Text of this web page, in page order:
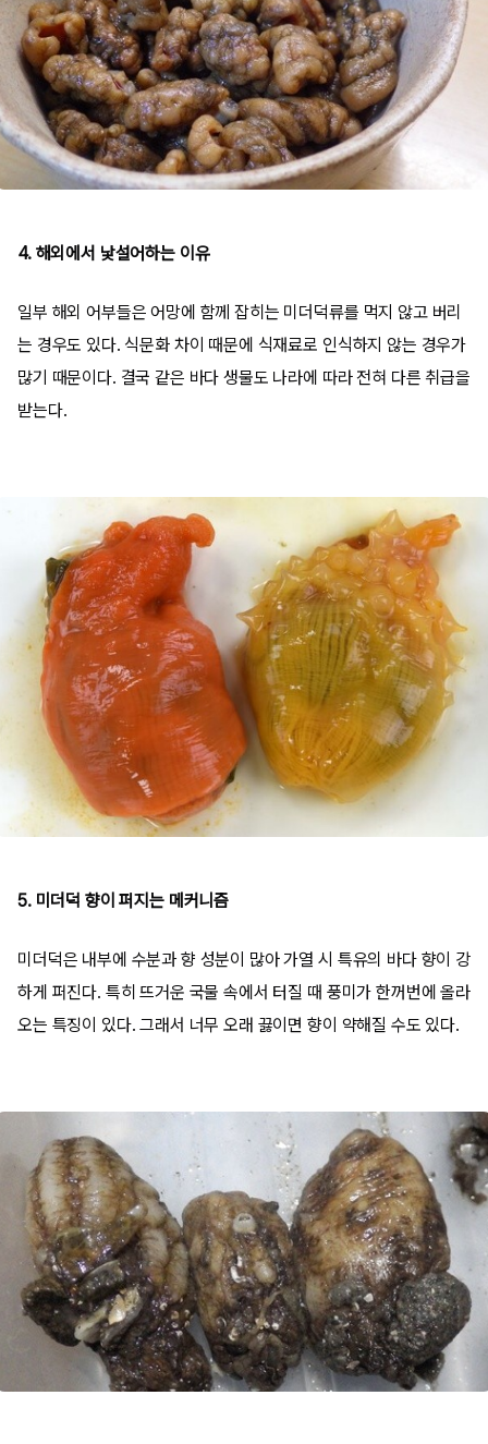
4. 해외에서 낯설어하는 이유
일부 해외 어부들은 어망에 함께 잡히는 미더덕류를 먹지 않고 버리
는 경우도 있다. 식문화 차이 때문에 식재료로 인식하지 않는 경우가
많기 때문이다. 결국 같은 바다 생물도 나라에 따라 전혀 다른 취급을
받는다.
5. 미더덕 향이 퍼지는 메커니즘
미더덕은 내부에 수분과 향 성분이 많아 가열 시 특유의 바다 향이 강
하게 퍼진다. 특히 뜨거운 국물 속에서 터질 때 풍미가 한꺼번에 올라
오는 특징이 있다. 그래서 너무 오래 끓이면 향이 약해질 수도 있다.